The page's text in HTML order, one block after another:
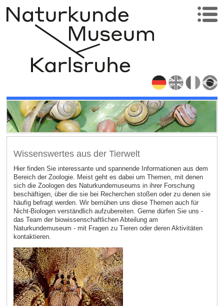
Wissenswertes aus der Tierwelt
Hier finden Sie interessante und spannende Informationen aus dem
Bereich der Zoologie. Meist geht es dabei um Themen, mit denen
sich die Zoologen des Naturkundemuseums in ihrer Forschung
beschäftigen, über die sie bei Recherchen stoßen oder zu denen sie
häufig befragt werden. Wir bemühen uns diese Themen auch für
Nicht-Biologen verständlich aufzubereiten. Gerne dürfen Sie uns -
das Team der biowissenschaftlichen Abteilung am
Naturkundemuseum - mit Fragen zu Tieren oder deren Aktivitäten
kontaktieren.